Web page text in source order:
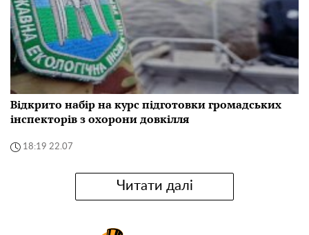
Відкрито набір на курс підготовки громадських
інспекторів з охорони довкілля
18:19 22.07
Читати далі